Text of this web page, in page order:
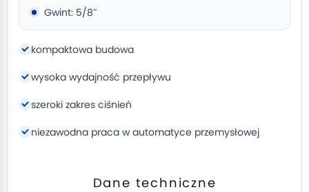
Gwint: 5/8″
kompaktowa budowa
wysoka wydajność przepływu
szeroki zakres ciśnień
niezawodna praca w automatyce przemysłowej
Dane techniczne